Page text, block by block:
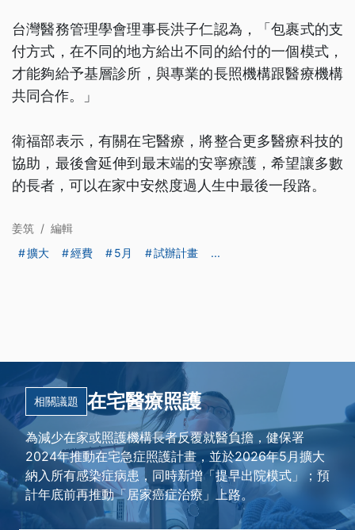
台灣醫務管理學會理事長洪子仁認為，「包裹式的支
付方式，在不同的地方給出不同的給付的一個模式，
才能夠給予基層診所，與專業的長照機構跟醫療機構
共同合作。」
衛福部表示，有關在宅醫療，將整合更多醫療科技的
協助，最後會延伸到最末端的安寧療護，希望讓多數
的長者，可以在家中安然度過人生中最後一段路。
姜筑 / 編輯
擴大
經費 5月 試辦計畫 ...
相關議題 在宅醫療照護
為減少在家或照護機構長者反覆就醫負擔，健保署
2024年推動在宅急症照護計畫，並於2026年5月擴大
納入所有感染症病患，同時新增「提早出院模式」；預
計年底前再推動「居家癌症治療」上路。